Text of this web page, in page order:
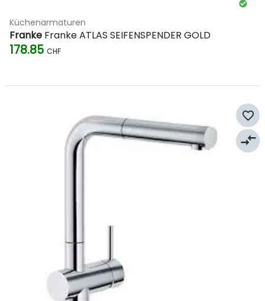
Küchenarmaturen
Franke Franke ATLAS SEIFENSPENDER GOLD
178.85 CHF
favorite_border
compare_arrows